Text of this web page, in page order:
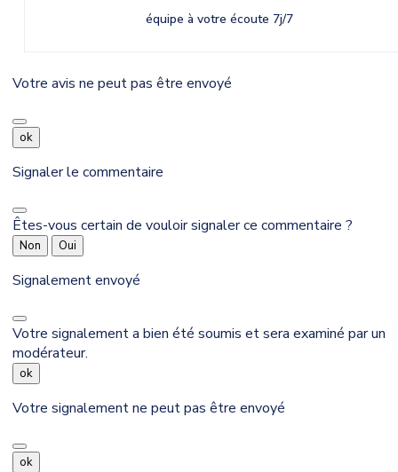
équipe à votre écoute 7j/7
Votre avis ne peut pas être envoyé
ok
Signaler le commentaire
Êtes-vous certain de vouloir signaler ce commentaire ?
Non Oui
Signalement envoyé
Votre signalement a bien été soumis et sera examiné par un
modérateur.
ok
Votre signalement ne peut pas être envoyé
ok